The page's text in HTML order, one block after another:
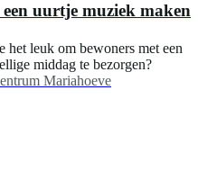
uurtje muziek maken
het leuk om bewoners met een
middag te bezorgen?
Mariahoeve